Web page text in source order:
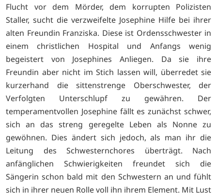
Flucht vor dem Mörder, dem korrupten Polizisten
Staller, sucht die verzweifelte Josephine Hilfe bei ihrer
alten Freundin Franziska. Diese ist Ordensschwester in
einem christlichen Hospital und Anfangs wenig
begeistert von Josephines Anliegen. Da sie ihre
Freundin aber nicht im Stich lassen will, überredet sie
kurzerhand die sittenstrenge Oberschwester, der
Verfolgten Unterschlupf zu gewähren. Der
temperamentvollen Josephine fällt es zunächst schwer,
sich an das streng geregelte Leben als Nonne zu
gewöhnen. Dies ändert sich jedoch, als man ihr die
Leitung des Schwesternchores überträgt. Nach
anfänglichen Schwierigkeiten freundet sich die
Sängerin schon bald mit den Schwestern an und fühlt
sich in ihrer neuen Rolle voll ihn ihrem Element. Mit Lust